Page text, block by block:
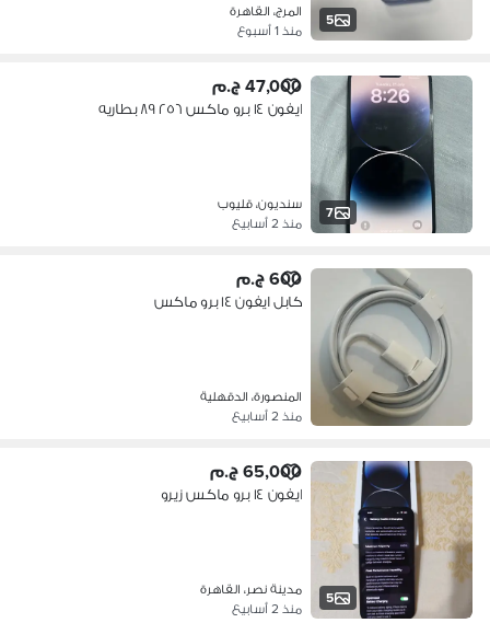
5
المرج، القاهرة
منذ 1 أسبوع
7
47,000 ج.م
ايفون ١٤ برو ماكس ٢٥٦ ٨٩ بطاريه
سنديون، قليوب
منذ 2 أسابيع
600 ج.م
كابل ايفون ١٤ برو ماكس
المنصورة، الدقهلية
منذ 2 أسابيع
5
65,000 ج.م
ايفون ١٤ برو ماكس زيرو
مدينة نصر، القاهرة
منذ 2 أسابيع